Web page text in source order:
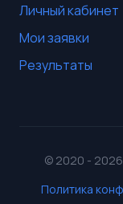
Личный кабинет
Мои заявки
Результаты
© 2020 - 2026
Политика